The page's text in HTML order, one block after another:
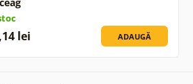
lei ADAUGĂ